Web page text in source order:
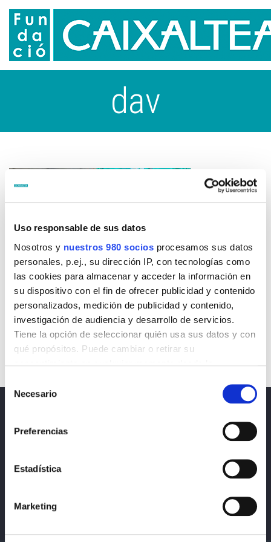
Uso responsable de sus datos
Nosotros y nuestros 980 socios procesamos sus datos
personales, p.ej., su dirección IP, con tecnologías como
las cookies para almacenar y acceder la información en
su dispositivo con el fin de ofrecer publicidad y contenido
personalizados, medición de publicidad y contenido,
investigación de audiencia y desarrollo de servicios.
Tiene la opción de seleccionar quién usa sus datos y con
qué propósitos. Puede cambiar o retirar su
consentimiento.
Obtenga más información sobre cómo se procesan sus
datos personales y establezca sus preferencias en la
consentimiento en cualquier momento en la Declaración
Las cookies de este sitio web se usan para personalizar
sociales y analizar el tráfico. Además, compartimos
Necesario
Preferencias
Estadística
Marketing
dav
cookies